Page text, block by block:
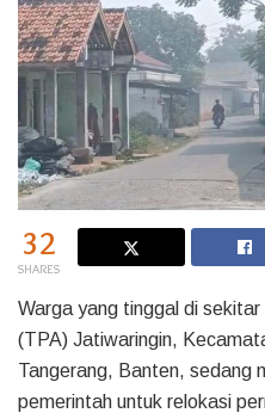
32
SHARES
Warga yang tinggal di
(TPA) Jatiwaringin,
Tangerang, Banten, sedang
pemerintah untuk relokasi